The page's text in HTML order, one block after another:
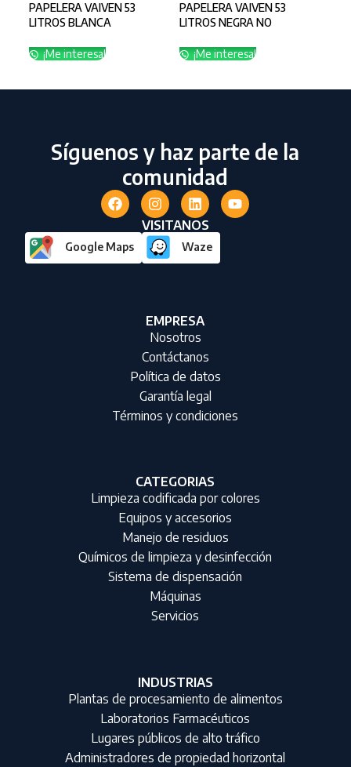
PAPELERA VAIVEN 53
LITROS BLANCA
¡Me interesa!
PAPELERA VAIVEN 53
LITROS NEGRA NO
¡Me interesa!
Síguenos y haz parte de la
comunidad
VISITANOS
Google Maps Waze
EMPRESA
Nosotros
Contáctanos
Política de datos
Garantía legal
Términos y condiciones
CATEGORIAS
Limpieza codificada por colores
Equipos y accesorios
Manejo de residuos
Químicos de limpieza y desinfección
Sistema de dispensación
Máquinas
Servicios
INDUSTRIAS
Plantas de procesamiento de alimentos
Laboratorios Farmacéuticos
Lugares públicos de alto tráfico
Administradores de propiedad horizontal